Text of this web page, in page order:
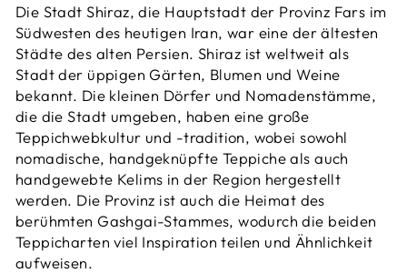
Die Stadt Shiraz, die Hauptstadt der Provinz Fars im
Südwesten des heutigen Iran, war eine der ältesten
Städte des alten Persien. Shiraz ist weltweit als
Stadt der üppigen Gärten, Blumen und Weine
bekannt. Die kleinen Dörfer und Nomadenstämme,
die die Stadt umgeben, haben eine große
Teppichwebkultur und -tradition, wobei sowohl
nomadische, handgeknüpfte Teppiche als auch
handgewebte Kelims in der Region hergestellt
werden. Die Provinz ist auch die Heimat des
berühmten Gashgai-Stammes, wodurch die beiden
Teppicharten viel Inspiration teilen und Ähnlichkeit
aufweisen.